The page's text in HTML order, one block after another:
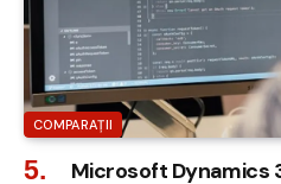
COMPARAȚII
Microsoft Dynamics